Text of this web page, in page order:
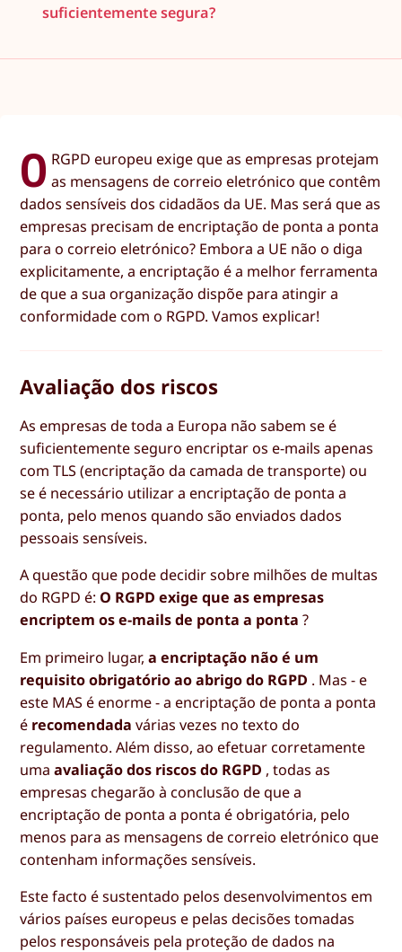
suficientemente segura?
O RGPD europeu exige que as empresas protejam
as mensagens de correio eletrónico que contêm
dados sensíveis dos cidadãos da UE. Mas será que as
empresas precisam de encriptação de ponta a ponta
para o correio eletrónico? Embora a UE não o diga
explicitamente, a encriptação é a melhor ferramenta
de que a sua organização dispõe para atingir a
conformidade com o RGPD. Vamos explicar!
Avaliação dos riscos
As empresas de toda a Europa não sabem se é
suficientemente seguro encriptar os e-mails apenas
com TLS (encriptação da camada de transporte) ou
se é necessário utilizar a encriptação de ponta a
ponta, pelo menos quando são enviados dados
pessoais sensíveis.
A questão que pode decidir sobre milhões de multas
do RGPD é: O RGPD exige que as empresas
encriptem os e-mails de ponta a ponta ?
Em primeiro lugar,a encriptação não é um
requisito obrigatório ao abrigo do RGPD . Mas - e
este MAS é enorme - a encriptação de ponta a ponta
é recomendada várias vezes no texto do
regulamento. Além disso, ao efetuar corretamente
umaavaliação dos riscos do RGPD , todas as
empresas chegarão à conclusão de que a
encriptação de ponta a ponta é obrigatória, pelo
menos para as mensagens de correio eletrónico que
contenham informações sensíveis.
Este facto é sustentado pelos desenvolvimentos em
vários países europeus e pelas decisões tomadas
pelos responsáveis pela proteção de dados na